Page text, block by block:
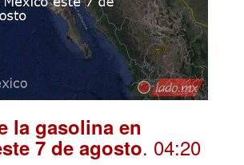
la gasolina en
7 de agosto. 04:20